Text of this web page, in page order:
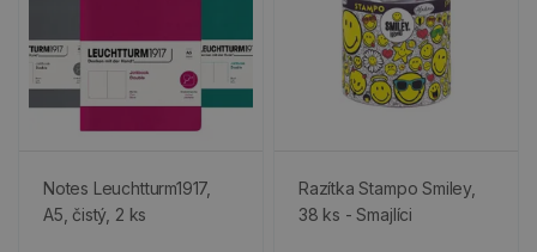
Notes Leuchtturm1917,
A5, čistý, 2 ks
Razítka Stampo Smiley,
38 ks - Smajlíci